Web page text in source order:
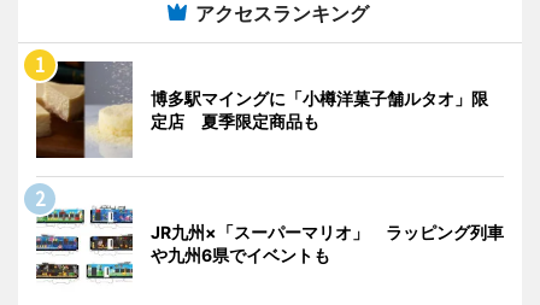
アクセスランキング
博多駅マイングに「小樽洋菓子舗ルタオ」限
定店 夏季限定商品も
JR九州×「スーパーマリオ」 ラッピング列車
や九州6県でイベントも